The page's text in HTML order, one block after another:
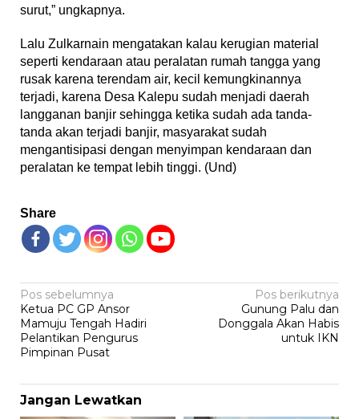
surut,” ungkapnya.
Lalu Zulkarnain mengatakan kalau kerugian material
seperti kendaraan atau peralatan rumah tangga yang
rusak karena terendam air, kecil kemungkinannya
terjadi, karena Desa Kalepu sudah menjadi daerah
langganan banjir sehingga ketika sudah ada tanda-
tanda akan terjadi banjir, masyarakat sudah
mengantisipasi dengan menyimpan kendaraan dan
peralatan ke tempat lebih tinggi. (Und)
Share
Navigasi
pos
Pos sebelumnya
Ketua PC GP Ansor
Mamuju Tengah Hadiri
Pelantikan Pengurus
Pimpinan Pusat
Pos berikutnya
Gunung Palu dan
Donggala Akan Habis
untuk IKN
Jangan Lewatkan